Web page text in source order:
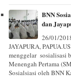
BNN
dan
26/01/
JAYAPURA,
menggelar sosialisasi
Menengah Pertama
Sosialsiasi oleh BNN